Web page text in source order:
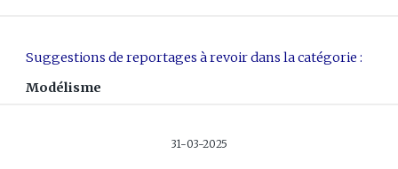
Suggestions de reportages à revoir dans la catégorie :
Modélisme
31-03-2025